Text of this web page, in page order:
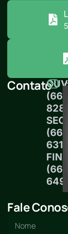
Contato
8289
6313
6497
Fale